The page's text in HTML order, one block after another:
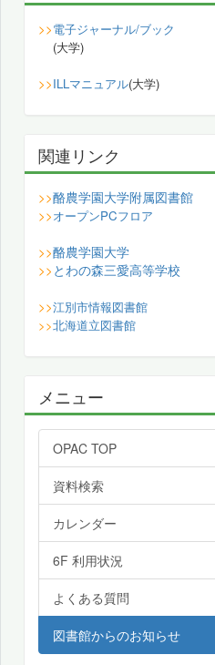
>>電子ジャーナル/ブック
(大学)
>>ILLマニュアル(大学)
関連リンク
>>酪農学園大学附属図書館
>>オープンPCフロア
>>酪農学園大学
>> とわの森三愛高等学校
>>江別市情報図書館
>>北海道立図書館
メニュー
OPAC TOP
資料検索
カレンダー
6F 利用状況
よくある質問
図書館からのお知らせ